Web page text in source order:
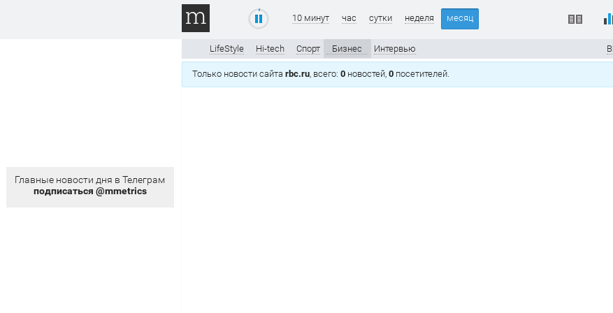
Главные новости дня в Телеграм
подписаться @mmetrics
10 минут час сутки неделя месяц
LifeStyle Hi-tech Спорт Бизнес Интервью
Только новости сайта rbc.ru, всего: 0 новостей, 0 посетителей.